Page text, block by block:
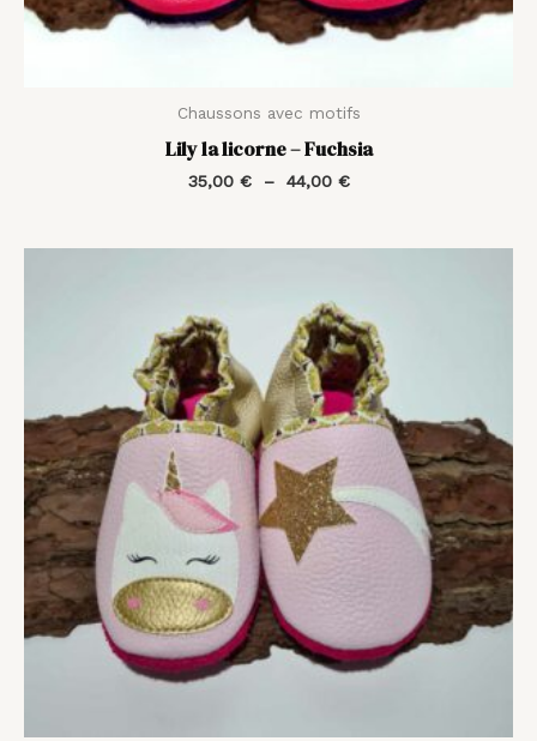
Chaussons avec motifs
Lily la licorne – Fuchsia
35,00 € – 44,00 €
35,00 €
à
44,00 €